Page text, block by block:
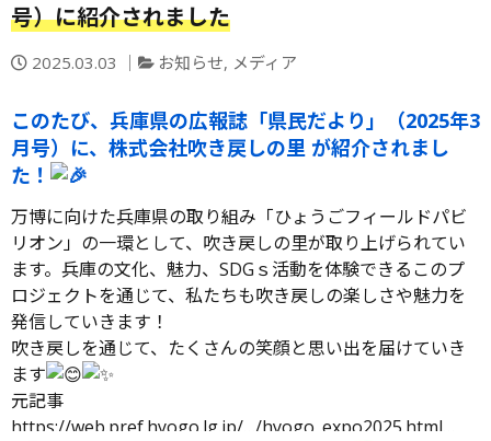
号）に紹介されました
投
日：
2025.03.03
カ
ゴ
リ
ー
お知らせ, メディア
このたび、兵庫県の広報誌「県民だより」（2025年3
月号）に、株式会社吹き戻しの里 が紹介されまし
た！
万博に向けた兵庫県の取り組み「ひょうごフィールドパビ
リオン」の一環として、吹き戻しの里が取り上げられてい
ます。兵庫の文化、魅力、SDGｓ活動を体験できるこのプ
ロジェクトを通じて、私たちも吹き戻しの楽しさや魅力を
発信していきます！
吹き戻しを通じて、たくさんの笑顔と思い出を届けていき
ます
元記事
https://web.pref.hyogo.lg.jp/…/hyogo_expo2025.html…